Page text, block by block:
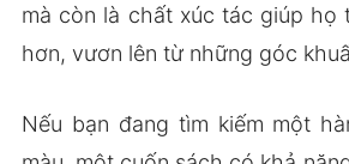
mà còn là chất xúc tác giúp họ
hơn, vươn lên từ những góc
Nếu bạn đang tìm kiếm một